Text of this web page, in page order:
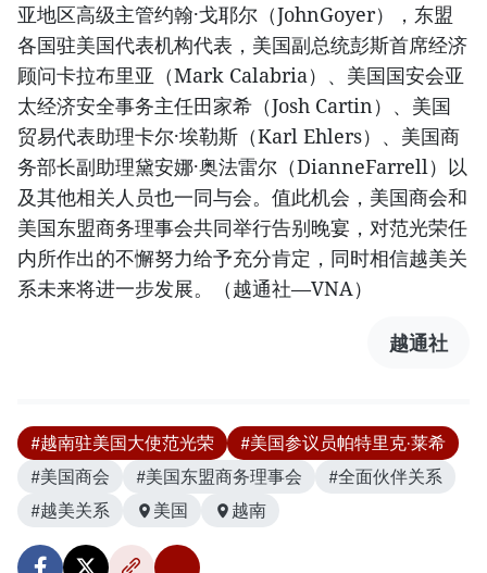
亚地区高级主管约翰·戈耶尔（JohnGoyer），东盟
各国驻美国代表机构代表，美国副总统彭斯首席经济
顾问卡拉布里亚（Mark Calabria）、美国国安会亚
太经济安全事务主任田家希（Josh Cartin）、美国
贸易代表助理卡尔·埃勒斯（Karl Ehlers）、美国商
务部长副助理黛安娜·奥法雷尔（DianneFarrell）以
及其他相关人员也一同与会。值此机会，美国商会和
美国东盟商务理事会共同举行告别晚宴，对范光荣任
内所作出的不懈努力给予充分肯定，同时相信越美关
系未来将进一步发展。（越通社—VNA）
越通社
#越南驻美国大使范光荣
#美国参议员帕特里克·莱希
#美国商会
#美国东盟商务理事会
#全面伙伴关系
#越美关系
美国 越南